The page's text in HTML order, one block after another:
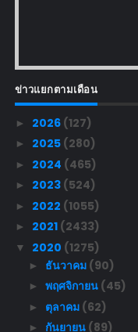
ข่าวแยกตามเดือน
► 2026 (127)
► 2025 (280)
► 2024 (465)
► 2023 (524)
► 2022 (1055)
► 2021 (2433)
▼ 2020 (1275)
► ธันวาคม (90)
► พฤศจิกายน (45)
► ตุลาคม (62)
► กันยายน (89)